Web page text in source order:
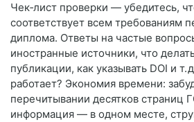
Чек‑лист проверки — убедитесь,
соответствует всем требованиям
диплома. Ответы на частые
иностранные источники, что
публикации, как указывать DOI и т.
работает? Экономия времени:
перечитывании десятков страниц
информация — в одном месте,